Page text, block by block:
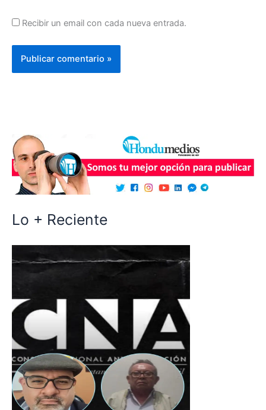
Recibir un email con cada nueva entrada.
Lo + Reciente